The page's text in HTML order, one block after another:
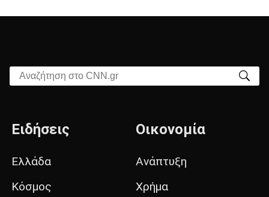
Αναζήτηση στο CNN.gr
Ειδήσεις
Ελλάδα
Κόσμος
Οικονομία
Ανάπτυξη
Χρήμα